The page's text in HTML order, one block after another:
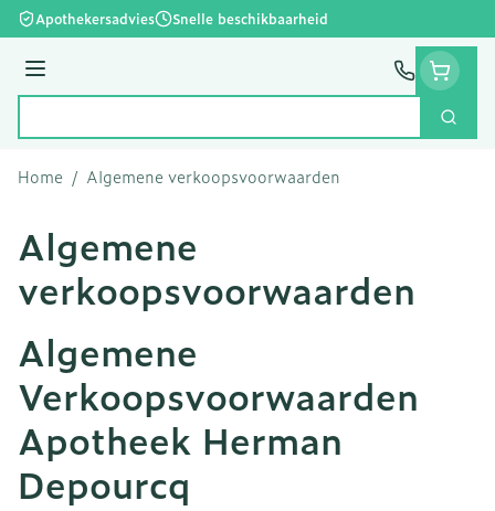
Ga naar de inhoud
Apothekersadvies Snelle beschikbaarheid
Menu
Zoek
Home / Algemene verkoopsvoorwaarden
Algemene
verkoopsvoorwaarden
Algemene
Verkoopsvoorwaarden
Apotheek Herman
Depourcq